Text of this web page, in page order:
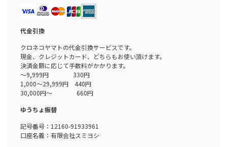
代金引換
クロネコヤマトの代金引換サービスです。
現金、クレジットカード、どちらもお使い頂けます。
決済金額に応じて手数料がかかります。
～9,999円 330円
1,000～29,999円 440円
30,000円～ 660円
ゆうちょ振替
記号番号：12160-91933961
口座名義：有限会社スミヨシ